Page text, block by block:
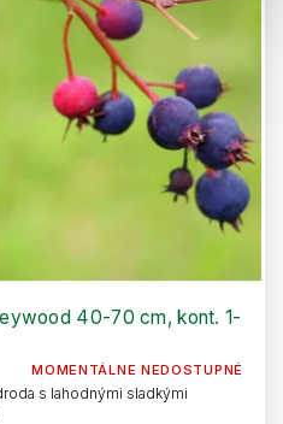
40-70 cm, kont. 1-
MOMENTÁLNE NEDOSTUPNÉ
s lahodnými sladkými